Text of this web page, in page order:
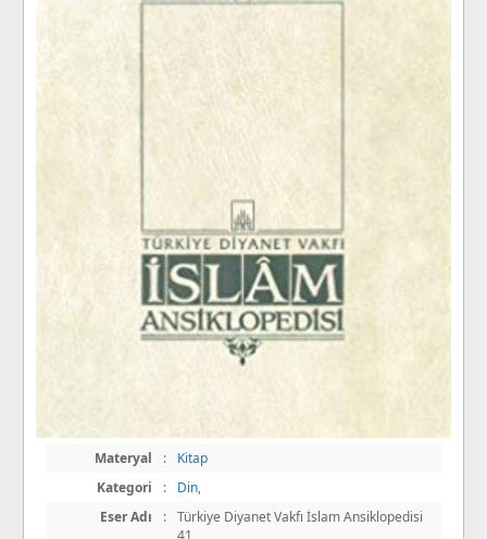
Materyal :
Kitap
Kategori
: Din,
Eser Adı
: Türkiye Diyanet Vakfı İslam Ansiklopedisi